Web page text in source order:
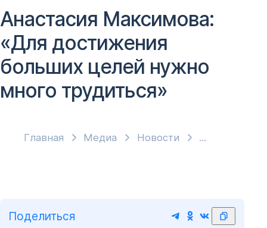
Главная Медиа Новости
Анастасия Максимова:
«Для достижения
больших целей нужно
много трудиться»
Поделиться